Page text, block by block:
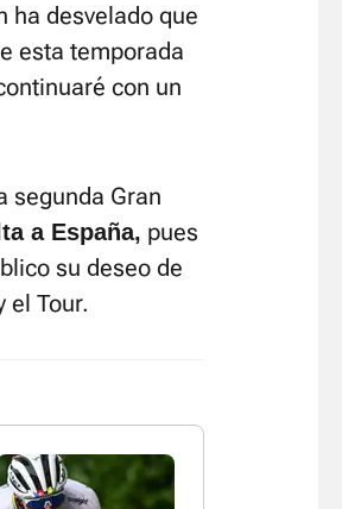
ha desvelado que
esta temporada
con un
segunda Gran
a España, pues
su deseo de
el Tour.